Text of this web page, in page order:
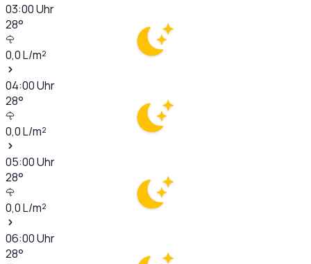
03:00Uhr
28°
0,0L/m²
04:00Uhr
28°
0,0L/m²
05:00Uhr
28°
0,0L/m²
06:00Uhr
28°